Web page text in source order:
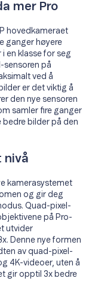
mer Pro
hovedkameraet
ganger høyere
en klasse for seg
sensoren på
ved å
er det viktig å
den nye sensoren
samler fire ganger
bilder på den
nivå
kamerasystemet
og gir deg
Quad-pixel-
på Pro-
utvider
Denne nye formen
av quad-pixel-
4K-videoer, uten å
gir opptil 3x bedre